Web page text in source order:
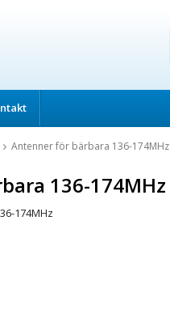
Antenner för bärbara 136-174MHz
136-174MHz
174MHz